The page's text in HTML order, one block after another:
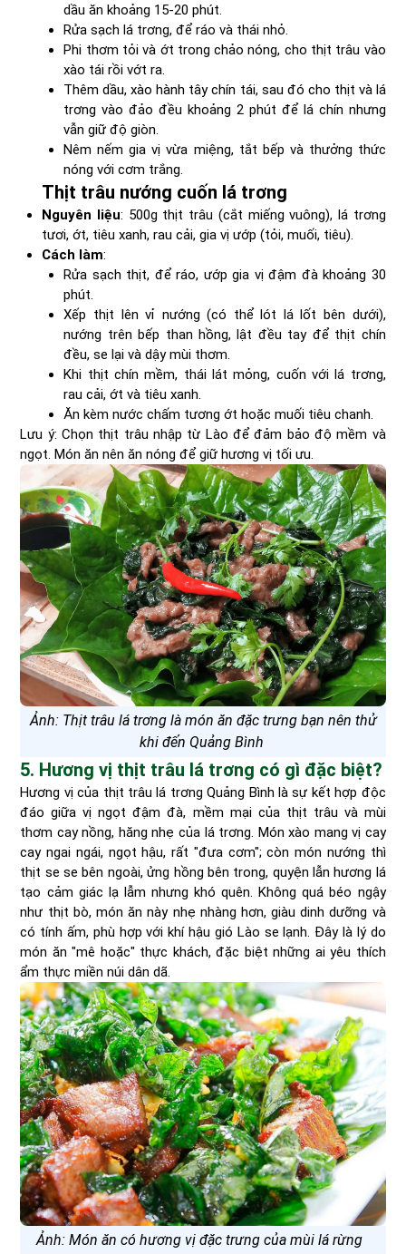
dầu ăn khoảng 15-20 phút.
Rửa sạch lá trơng, để ráo và thái nhỏ.
Phi thơm tỏi và ớt trong chảo nóng, cho thịt trâu vào
xào tái rồi vớt ra.
Thêm dầu, xào hành tây chín tái, sau đó cho thịt và lá
trơng vào đảo đều khoảng 2 phút để lá chín nhưng
vẫn giữ độ giòn.
Nêm nếm gia vị vừa miệng, tắt bếp và thưởng thức
nóng với cơm trắng.
Thịt trâu nướng cuốn lá trơng
Nguyên liệu: 500g thịt trâu (cắt miếng vuông), lá trơng
tươi, ớt, tiêu xanh, rau cải, gia vị ướp (tỏi, muối, tiêu).
Cách làm:
Rửa sạch thịt, để ráo, ướp gia vị đậm đà khoảng 30
phút.
Xếp thịt lên vỉ nướng (có thể lót lá lốt bên dưới),
nướng trên bếp than hồng, lật đều tay để thịt chín
đều, se lại và dậy mùi thơm.
Khi thịt chín mềm, thái lát mỏng, cuốn với lá trơng,
rau cải, ớt và tiêu xanh.
Ăn kèm nước chấm tương ớt hoặc muối tiêu chanh.
Lưu ý: Chọn thịt trâu nhập từ Lào để đảm bảo độ mềm và
ngọt. Món ăn nên ăn nóng để giữ hương vị tối ưu.
Ảnh: Thịt trâu lá trơng là món ăn đặc trưng bạn nên thử
khi đến Quảng Bình
5. Hương vị thịt trâu lá trơng có gì đặc biệt?
Hương vị của thịt trâu lá trơng Quảng Bình là sự kết hợp độc
đáo giữa vị ngọt đậm đà, mềm mại của thịt trâu và mùi
thơm cay nồng, hăng nhẹ của lá trơng. Món xào mang vị cay
cay ngai ngái, ngọt hậu, rất "đưa cơm"; còn món nướng thì
thịt se se bên ngoài, ửng hồng bên trong, quyện lẫn hương lá
tạo cảm giác lạ lẫm nhưng khó quên. Không quá béo ngậy
như thịt bò, món ăn này nhẹ nhàng hơn, giàu dinh dưỡng và
có tính ấm, phù hợp với khí hậu gió Lào se lạnh. Đây là lý do
món ăn "mê hoặc" thực khách, đặc biệt những ai yêu thích
ẩm thực miền núi dân dã.
Ảnh: Món ăn có hương vị đặc trưng của mùi lá rừng